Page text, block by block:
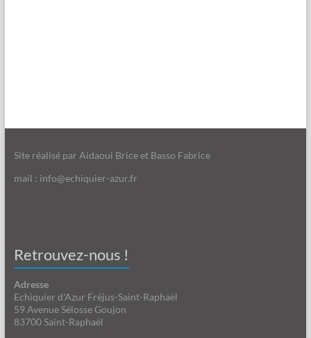
Site réalisé par Aidaoui Brice et Basso Fabrice
mail : info@echiquier-azur.fr
Retrouvez-nous !
Adresse
Echiquier d'Azur Fréjus-Saint-Raphaël
59 Avenue Sélosse Goujon
83700 Saint-Raphaël